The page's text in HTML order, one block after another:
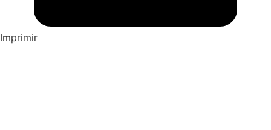
Imprimir